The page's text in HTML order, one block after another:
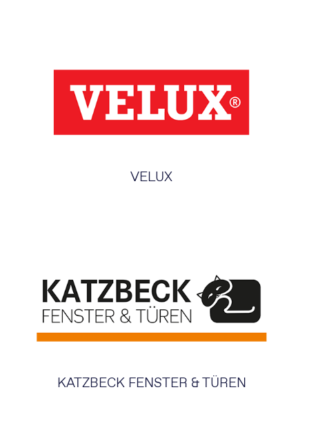
VELUX
KATZBECK FENSTER & TÜREN